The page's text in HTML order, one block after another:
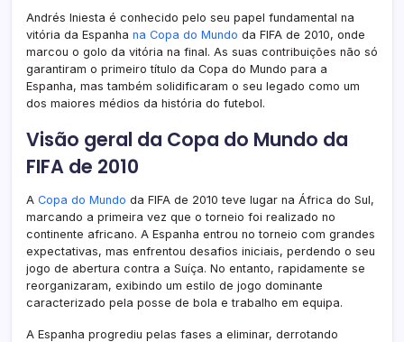
Andrés Iniesta é conhecido pelo seu papel fundamental na
vitória da Espanha na Copa do Mundo da FIFA de 2010, onde
marcou o golo da vitória na final. As suas contribuições não só
garantiram o primeiro título da Copa do Mundo para a
Espanha, mas também solidificaram o seu legado como um
dos maiores médios da história do futebol.
Visão geral da Copa do Mundo da
FIFA de 2010
A Copa do Mundo da FIFA de 2010 teve lugar na África do Sul,
marcando a primeira vez que o torneio foi realizado no
continente africano. A Espanha entrou no torneio com grandes
expectativas, mas enfrentou desafios iniciais, perdendo o seu
jogo de abertura contra a Suíça. No entanto, rapidamente se
reorganizaram, exibindo um estilo de jogo dominante
caracterizado pela posse de bola e trabalho em equipa.
A Espanha progrediu pelas fases a eliminar, derrotando